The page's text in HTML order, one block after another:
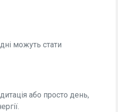
можуть стати
або просто день,